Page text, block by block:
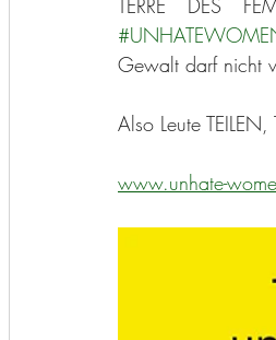
Gewalt darf nicht
Also Leute TEILEN,
www.unhate-